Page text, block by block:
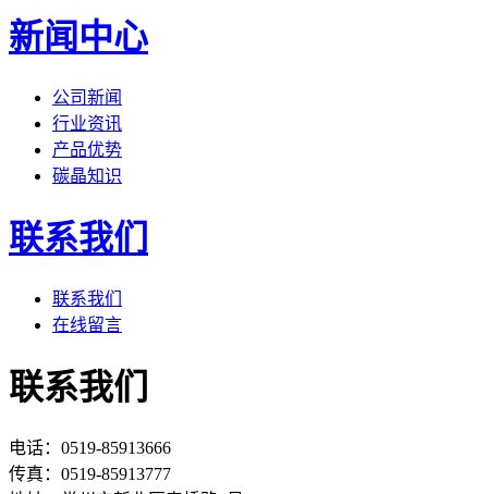
新闻中心
公司新闻
行业资讯
产品优势
碳晶知识
联系我们
联系我们
在线留言
联系我们
电话：0519-85913666
传真：0519-85913777